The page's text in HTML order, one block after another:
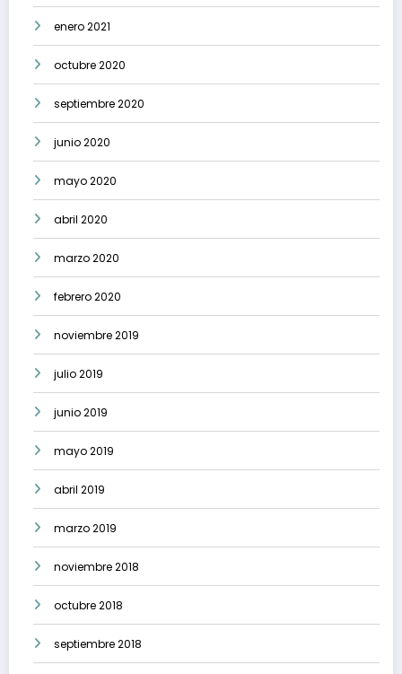
enero 2021
octubre 2020
septiembre 2020
junio 2020
mayo 2020
abril 2020
marzo 2020
febrero 2020
noviembre 2019
julio 2019
junio 2019
mayo 2019
abril 2019
marzo 2019
noviembre 2018
octubre 2018
septiembre 2018